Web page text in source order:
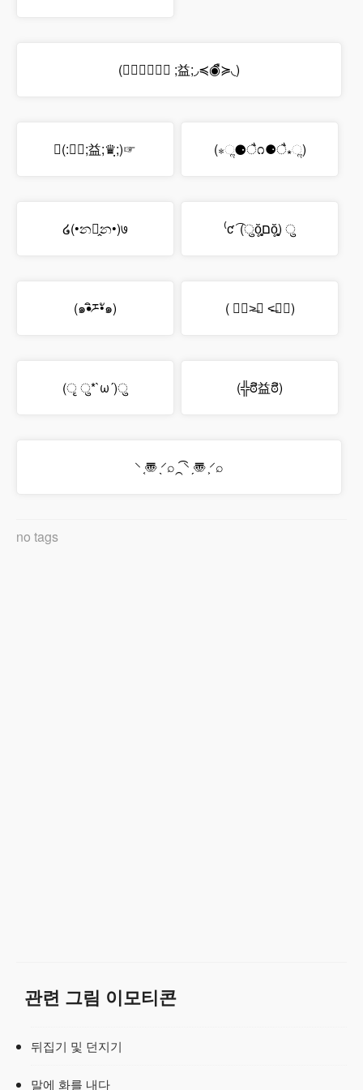
(◞≼◉ื≽◟ ;益;◞≼◉ื≽◟)
☜(:♛ฺ;益;♛ฺ;)☞ (⁎ૢ⚈ै೧⚈ै⁎ૢ)
໒(•න꒶̭න•)७ ⁽ƈ ͡ (ुŏ̥̥̥̥םŏ̥̥̥̥) ु
(๑•ิཬ•ั๑) ( ๑॔˃̶◡ ˂̶๑॓)
(ृ ु*`ω´)ु (╬ಠิ益ಠิ)
⸌ ͔〠 ̖⸍⌕⁔͡⸌ ̗〠 ͕⸍⌕
no tags
관련 그림 이모티콘
뒤집기 및 던지기
말에 화를 내다